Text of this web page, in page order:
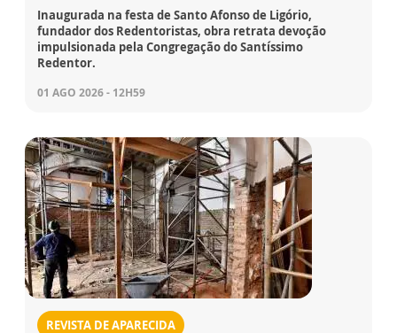
Inaugurada na festa de Santo Afonso de Ligório,
fundador dos Redentoristas, obra retrata devoção
impulsionada pela Congregação do Santíssimo
Redentor.
01 AGO 2026 - 12H59
REVISTA DE APARECIDA